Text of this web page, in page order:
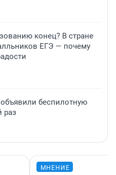
конец? В стране
ЕГЭ — почему
беспилотную
раз
МНЕНИЕ